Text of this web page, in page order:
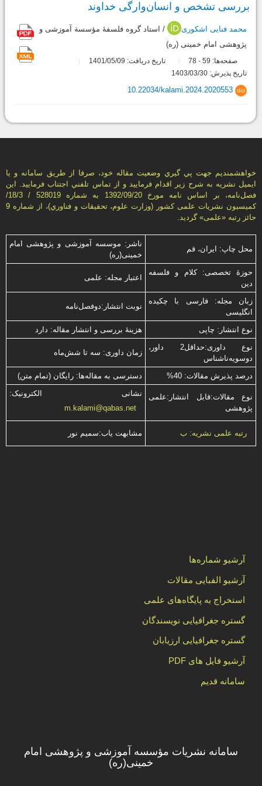
بررسی تشخص و انسان‌وارگی خداوند
محمد فنایی اشکوری
/ استاد گروه فلسفۀ مؤسسة آموزشی و
پژوهشی امام خمینی (ره)
صفحه‌ها: 59
-
تاریخ دریافت: 1401/05/09
تاریخ پذیرش: 1403/03/30
doi
10.22034/kalami.2024.2020553
خواهشمنديم جهت پي گيري وضعيت مقاله خود، صرفا از طريق سامانه و يا
ايميل نشريه به شرح زير اقدام فرماييد و از تماس تلفني اجتناب فرماييد. اين
فصل‌نامه، بر اساس نامه مورخ 1392/09/20 به شماره 528019 / 18/3/
كميسيون نشريات علمی كشور (وزارت علوم، تحقيقات و فناوري)، از شماره 9
حائز رتبه «علمی» گرديد.
محل چاپ: ایران، قم
ناشر: موسسه آموزشی و پژوهشی امام
خمینی(ره)
حوزۀ تخصصی: کلام و فلسفه
دین
اعتبار مجله: علمی
زبان مجله: فارسی با چكیده
انگلیسی
نوبت انتشار:دوفصل‌نامه
نوع انتشار: چاپی
هزینۀ بررسی و انتشار مقاله: دارد
نوع داوری:حداقل2 داور،
دوسویه‌ناشناس
زمان داوری: سه تا شش‌ماه
درصد پذیرش مقالات: 40% دسترسی به مقاله‌ها: رایگان (تمام متن)
نوع مقالات:قابل انتشار:علمی
پژوهشی
نشانی الکترونیک:
m.kalami@qabas.net
رتبه علمی نشریه: ب مشابهت ياب:سميم نور
آرشیو شماره‌ها
آرشیو الفبایی مقالات
استخراج به پایگاه‌های علمی
گستره جغرافیایی نویسندگان
گستره جغرافیایی ارزیابان
آرشیو فایل های PDF
سامانه قدیم
سامانه نشریات مؤسسه آموزشی و پژوهشی امام
خمینی(ره)